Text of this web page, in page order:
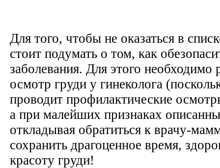
Для того, чтобы не оказаться в
стоит подумать о том, как
заболевания. Для этого необходимо
осмотр груди у гинеколога
проводит профилактические
а при малейших признаках
откладывая обратиться к врачу-
сохранить драгоценное время,
красоту груди!